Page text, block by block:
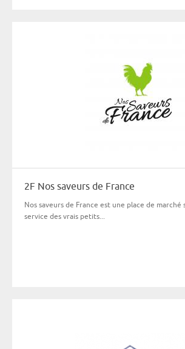
2F Nos saveurs de France
Nos saveurs de France est une place de
service des vrais petits...